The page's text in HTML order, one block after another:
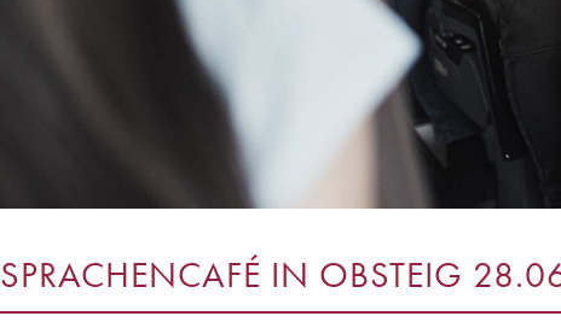
SPRACHENCAFÉ IN OBSTEIG